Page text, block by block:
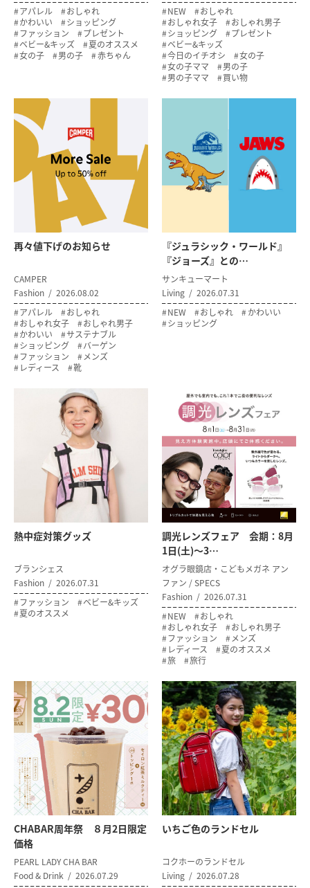
アパレル
おしゃれ
かわいい
ショッピング
ファッション
プレゼント
ベビー&キッズ
夏のオススメ
女の子
男の子 赤ちゃん
NEW
おしゃれ
おしゃれ女子
おしゃれ男子
ショッピング
プレゼント
ベビー&キッズ
今日のイチオシ
女の子
女の子ママ
男の子
男の子ママ
買い物
再々値下げのお知らせ
CAMPER
Fashion
2026.08.02
アパレル
おしゃれ
おしゃれ女子
おしゃれ男子
かわいい
サステナブル
ショッピング
バーゲン
ファッション
メンズ
レディース
靴
『ジュラシック・ワールド』
『ジョーズ』との…
サンキューマート
Living
2026.07.31
NEW
おしゃれ
かわいい
ショッピング
熱中症対策グッズ
ブランシェス
Fashion
2026.07.31
ファッション
ベビー&キッズ
夏のオススメ
調光レンズフェア 会期：8月
1日(土)～3…
オグラ眼鏡店・こどもメガネ アン
ファン / SPECS
Fashion
2026.07.31
NEW
おしゃれ
おしゃれ女子
おしゃれ男子
ファッション
メンズ
レディース
夏のオススメ
旅
旅行
CHABAR周年祭 ８月2日限定
価格
PEARL LADY CHA BAR
Food & Drink
2026.07.29
いちご色のランドセル
コクホーのランドセル
Living
2026.07.28